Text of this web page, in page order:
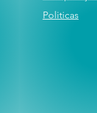
Politicas